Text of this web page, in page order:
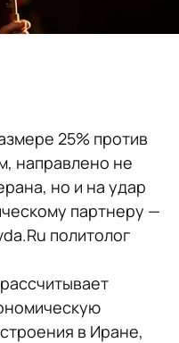
25% против
направлено не
но и на удар
партнеру —
политолог
в Иране,